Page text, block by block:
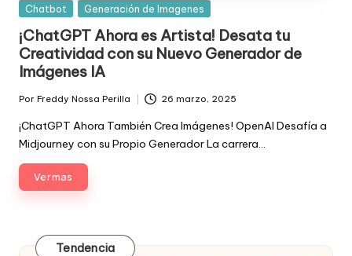
Posted
Chatbot Generación de Imagenes
¡ChatGPT Ahora es Artista! Desata tu
Creatividad con su Nuevo Generador de
Imágenes IA
Publicado
por
Por Freddy Nossa Perilla 26 marzo, 2025
¡ChatGPT Ahora También Crea Imágenes! OpenAI Desafía a
Midjourney con su Propio Generador La carrera…
Ver mas
Tendencia